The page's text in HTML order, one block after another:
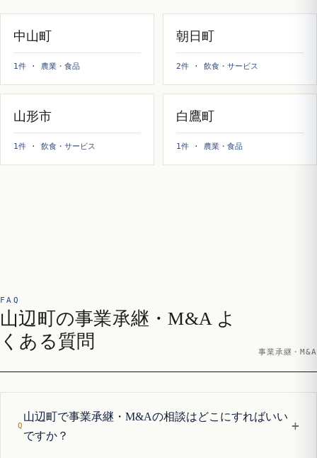
中山町
1件 · 農業・食品
朝日町
2件 · 飲食・サービス
山形市
1件 · 飲食・サービス
白鷹町
1件 · 農業・食品
FAQ
山辺町の事業承継・M&A よ
くある質問
事業承継・M&A
山辺町で事業承継・M&Aの相談はどこにすればいい
ですか？
+